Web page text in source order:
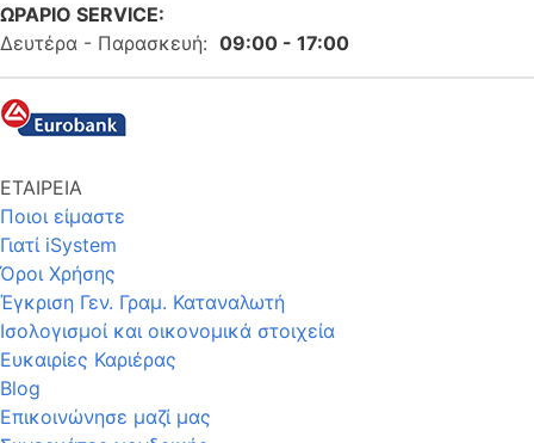
ΩΡΑΡΙΟ SERVICE:
Δευτέρα - Παρασκευή: 09:00 - 17:00
ΕΤΑΙΡΕΙΑ
Ποιοι είμαστε
Γιατί iSystem
Όροι Χρήσης
Έγκριση Γεν. Γραμ. Καταναλωτή
Ισολογισμοί και οικονομικά στοιχεία
Ευκαιρίες Καριέρας
Blog
Επικοινώνησε μαζί μας